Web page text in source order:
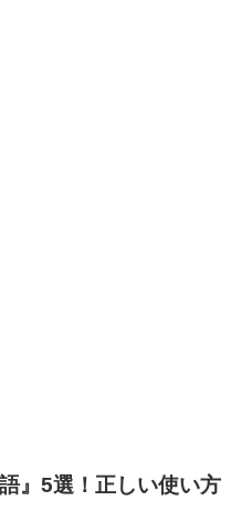
』5選！正しい使い方